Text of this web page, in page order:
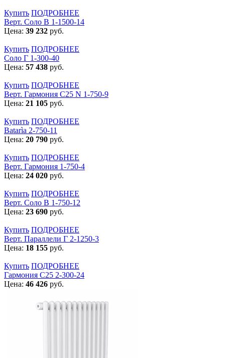
Купить ПОДРОБНЕЕ
Верт. Соло В 1-1500-14
Цена: 39 232 руб.
Купить ПОДРОБНЕЕ
Соло Г 1-300-40
Цена: 57 438 руб.
Купить ПОДРОБНЕЕ
Верт. Гармония С25 N 1-750-9
Цена: 21 105 руб.
Купить ПОДРОБНЕЕ
Batarìa 2-750-11
Цена: 20 790 руб.
Купить ПОДРОБНЕЕ
Верт. Гармония 1-750-4
Цена: 24 020 руб.
Купить ПОДРОБНЕЕ
Верт. Соло В 1-750-12
Цена: 23 690 руб.
Купить ПОДРОБНЕЕ
Верт. Параллели Г 2-1250-3
Цена: 18 155 руб.
Купить ПОДРОБНЕЕ
Гармония С25 2-300-24
Цена: 46 426 руб.